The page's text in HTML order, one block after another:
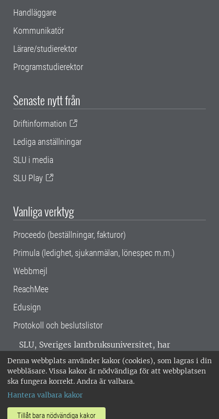
Denna webbplats använder kakor (cookies), som lagras i din
webbläsare. Vissa kakor är nödvändiga för att webbplatsen
ska fungera korrekt. Andra är valbara.
Hantera valbara kakor
Tillåt bara nödvändiga kakor
Handläggare
Kommunikatör
Lärare/studierektor
Programstudierektor
Senaste nytt från
Driftinformation
Lediga anställningar
SLU i media
SLU Play
Vanliga verktyg
Proceedo (beställningar, fakturor)
Primula (ledighet, sjukanmälan, lönespec m.m.)
Webbmejl
ReachMee
Edusign
Protokoll och beslutslistor
SLU, Sveriges lantbruksuniversitet, har
verksamhet över hela Sverige. Huvudorter är
Alnarp, Uppsala och Umeå.SLU är
miljöcertifierat enligt ISO 14001. •
018-67 10 00 • Org nr: 202100-2817 •
Om SLU:s webbplatser